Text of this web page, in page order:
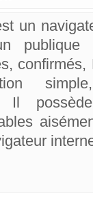
un
publique
Il